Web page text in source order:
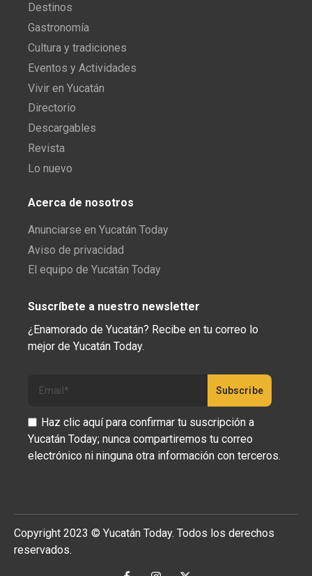
Destinos
Gastronomía
Cultura y tradiciones
Eventos y Actividades
Vivir en Yucatán
Directorio
Descargables
Revista
Lo nuevo
Acerca de nosotros
Anunciarse en Yucatán Today
Aviso de privacidad
El equipo de Yucatán Today
Suscríbete a nuestro newsletter
¿Enamorado de Yucatán? Recibe en tu correo lo
mejor de Yucatán Today.
Haz clic aquí para confirmar tu suscripción a
Yucatán Today; nunca compartiremos tu correo
electrónico ni ninguna otra información con terceros.
Copyright 2023 © Yucatán Today. Todos los derechos
reservados.